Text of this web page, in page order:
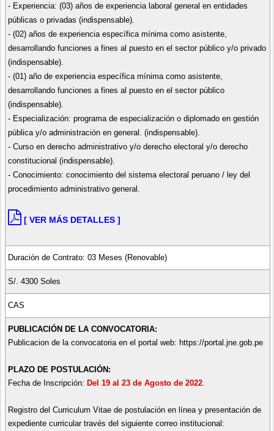
- Experiencia: (03) años de experiencia laboral general en entidades
públicas o privadas (indispensable).
- (02) años de experiencia específica mínima como asistente,
desarrollando funciones a fines al puesto en el sector público y/o privado
(indispensable).
- (01) año de experiencia específica mínima como asistente,
desarrollando funciones a fines al puesto en el sector público
(indispensable).
- Especialización: programa de especialización o diplomado en gestión
pública y/o administración en general. (indispensable).
- Curso en derecho administrativo y/o derecho electoral y/o derecho
constitucional (indispensable).
- Conocimiento: conocimiento del sistema electoral peruano / ley del
procedimiento administrativo general.
[ VER MÁS DETALLES ]
Duración de Contrato: 03 Meses (Renovable)
S/. 4300 Soles
CAS
PUBLICACIÓN DE LA CONVOCATORIA:
Publicacion de la convocatoria en el portal web: https://portal.jne.gob.pe
PLAZO DE POSTULACIÓN:
Fecha de Inscripción: Del 19 al 23 de Agosto de 2022.
Registro del Curriculum Vitae de postulación en línea y presentación de
expediente curricular través del siguiente correo institucional: